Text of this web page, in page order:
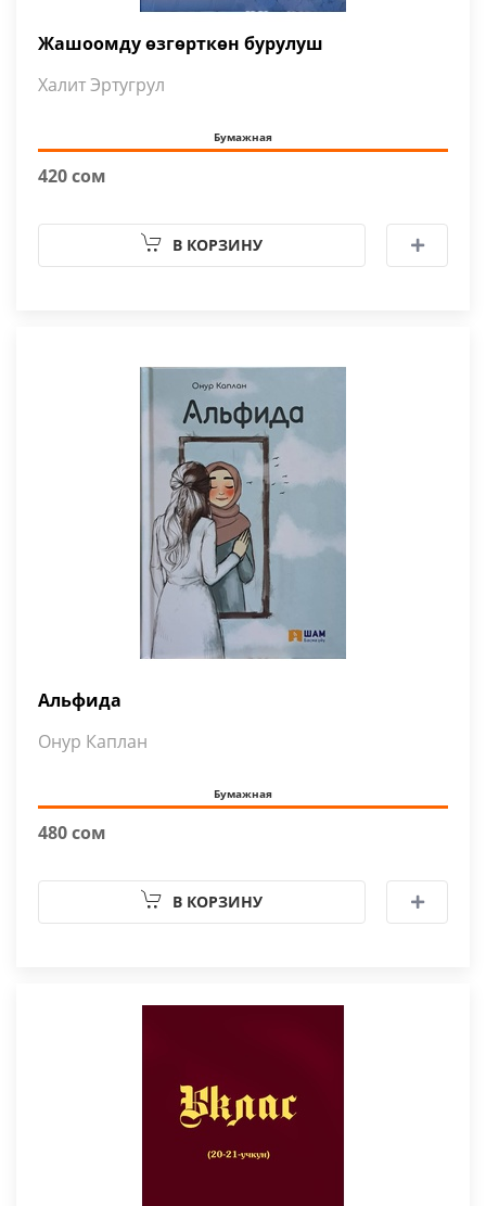
Жашоомду өзгөрткөн бурулуш
Халит Эртугрул
Бумажная
420 сом
В КОРЗИНУ
Альфида
Онур Каплан
Бумажная
480 сом
В КОРЗИНУ